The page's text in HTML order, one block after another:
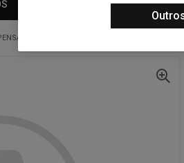
PECAS AUTOMOTIVAS
- AUTO